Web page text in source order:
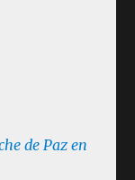
de Paz en